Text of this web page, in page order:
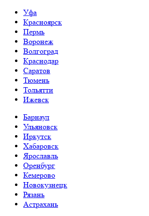
Уфа
Красноярск
Пермь
Воронеж
Волгоград
Краснодар
Саратов
Тюмень
Тольятти
Ижевск
Барнаул
Ульяновск
Иркутск
Хабаровск
Ярославль
Оренбург
Кемерово
Новокузнецк
Рязань
Астрахань